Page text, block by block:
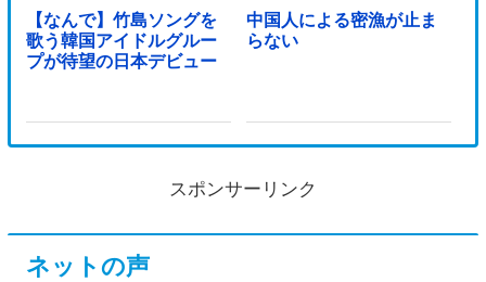
【なんで】竹島ソングを
歌う韓国アイドルグルー
プが待望の日本デビュー
中国人による密漁が止ま
らない
スポンサーリンク
ネットの声